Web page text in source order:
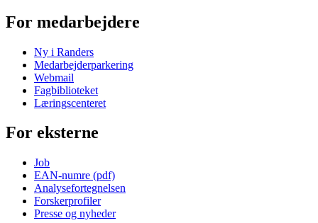
For medarbejdere
Ny i Randers
Medarbejderparkering
Webmail
Fagbiblioteket
Læringscenteret
For eksterne
Job
EAN-numre (pdf)
Analysefortegnelsen
Forskerprofiler
Presse og nyheder